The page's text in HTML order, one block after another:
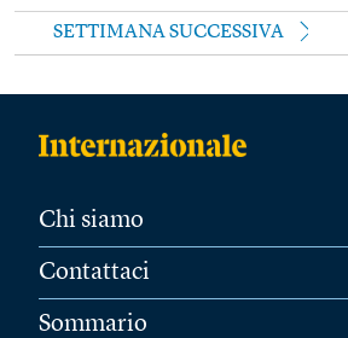
SETTIMANA SUCCESSIVA
Chi siamo
Contattaci
Sommario